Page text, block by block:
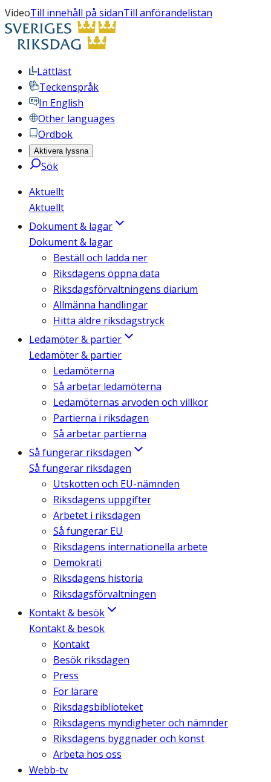
VideoTill innehåll på sidanTill anförandelistan
Lättläst
Teckenspråk
In English
Other languages
Ordbok
Aktivera lyssna
Sök
Aktuellt
Aktuellt
Dokument & lagar
Dokument & lagar
Beställ och ladda ner
Riksdagens öppna data
Riksdagsförvaltningens diarium
Allmänna handlingar
Hitta äldre riksdagstryck
Ledamöter & partier
Ledamöter & partier
Ledamöterna
Så arbetar ledamöterna
Ledamöternas arvoden och villkor
Partierna i riksdagen
Så arbetar partierna
Så fungerar riksdagen
Så fungerar riksdagen
Utskotten och EU-nämnden
Riksdagens uppgifter
Arbetet i riksdagen
Så fungerar EU
Riksdagens internationella arbete
Demokrati
Riksdagens historia
Riksdagsförvaltningen
Kontakt & besök
Kontakt & besök
Kontakt
Besök riksdagen
Press
För lärare
Riksdagsbiblioteket
Riksdagens myndigheter och nämnder
Riksdagens byggnader och konst
Arbeta hos oss
Webb-tv